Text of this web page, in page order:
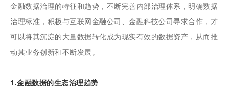
关于亿信
400-0011-866
金融数据治理的特征和趋势，不断完善内部治理体系，明确数据
治理标准，积极与互联网金融公司、金融科技公司寻求合作，才
可以将其沉淀的大量数据转化成为现实有效的数据资产，从而推
动其业务创新和不断发展。
1.金融数据的生态治理趋势